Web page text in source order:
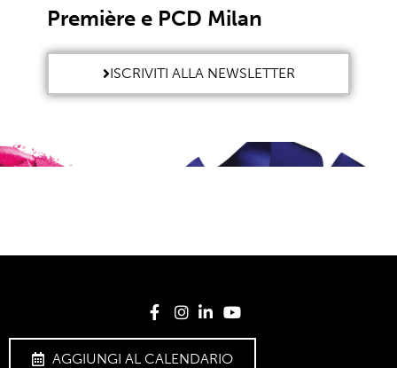
Première e PCD Milan
ISCRIVITI ALLA NEWSLETTER
AGGIUNGI AL CALENDARIO